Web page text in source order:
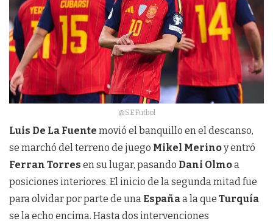
@SEFutbol
Luis De La Fuente movió el banquillo en el descanso,
se marchó del terreno de juego Mikel Merinoy entró
Ferran Torres en su lugar, pasando Dani Olmoa
posiciones interiores. El inicio de la segunda mitad fue
para olvidar por parte de una Españaa la que Turquía
se la echo encima. Hasta dos intervenciones